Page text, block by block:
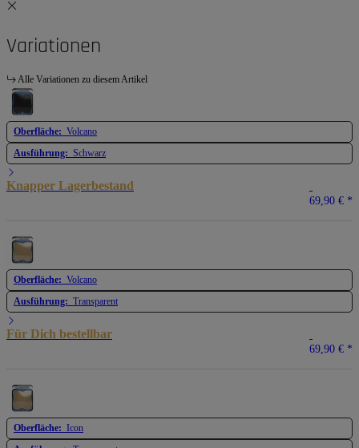
Variationen
Alle Variationen zu diesem Artikel
Oberfläche: Volcano
Ausführung: Schwarz
Knapper Lagerbestand
69,90 € *
Oberfläche: Volcano
Ausführung: Transparent
Für Dich bestellbar
69,90 € *
Oberfläche: Icon